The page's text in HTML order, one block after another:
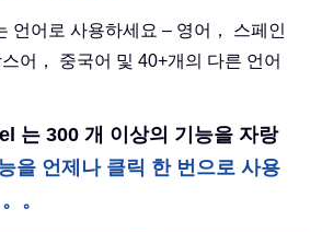
언어로 사용하세요 – 영어， 스페인
어， 중국어 및 40+개의 다른 언어
는 300 개 이상의 기능을 자랑
을 언제나 클릭 한 번으로 사용
。